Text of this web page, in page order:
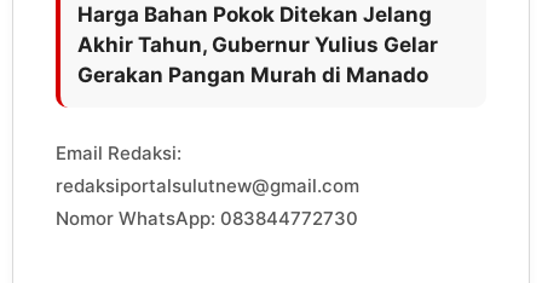
Harga Bahan Pokok Ditekan Jelang
Akhir Tahun, Gubernur Yulius Gelar
Gerakan Pangan Murah di Manado
Email Redaksi:
redaksiportalsulutnew@gmail.com
Nomor WhatsApp: 083844772730